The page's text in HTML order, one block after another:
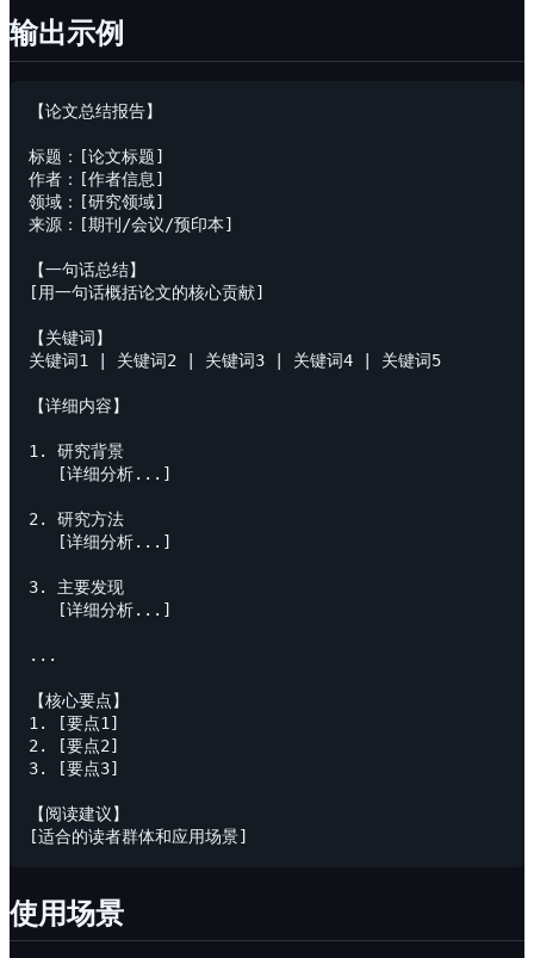
输出示例
【论文总结报告】
标题：[论文标题]
作者：[作者信息]
领域：[研究领域]
来源：[期刊/会议/预印本]
【一句话总结】
[用一句话概括论文的核心贡献]
【关键词】
关键词1 | 关键词2 | 关键词3 | 关键词4 | 关键词5
【详细内容】
1. 研究背景
   [详细分析...]
2. 研究方法
   [详细分析...]
3. 主要发现
   [详细分析...]
...
【核心要点】
1. [要点1]
2. [要点2]
3. [要点3]
【阅读建议】
使用场景